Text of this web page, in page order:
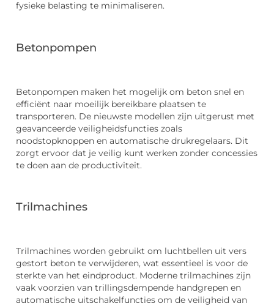
fysieke belasting te minimaliseren.
Betonpompen
Betonpompen maken het mogelijk om beton snel en
efficiënt naar moeilijk bereikbare plaatsen te
transporteren. De nieuwste modellen zijn uitgerust met
geavanceerde veiligheidsfuncties zoals
noodstopknoppen en automatische drukregelaars. Dit
zorgt ervoor dat je veilig kunt werken zonder concessies
te doen aan de productiviteit.
Trilmachines
Trilmachines worden gebruikt om luchtbellen uit vers
gestort beton te verwijderen, wat essentieel is voor de
sterkte van het eindproduct. Moderne trilmachines zijn
vaak voorzien van trillingsdempende handgrepen en
automatische uitschakelfuncties om de veiligheid van